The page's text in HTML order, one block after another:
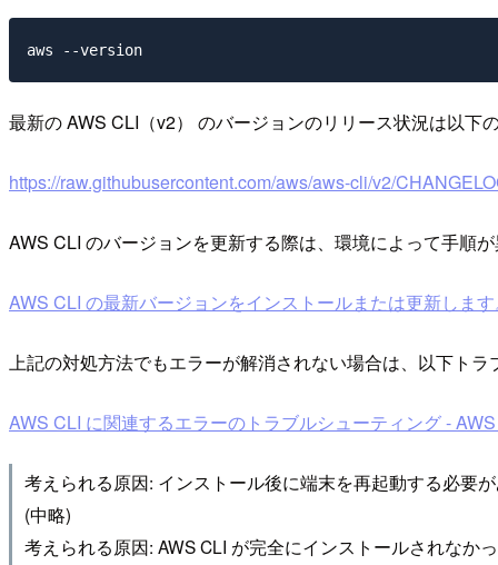
最新の AWS CLI（v2） のバージョンのリリース状況は以下
https://raw.githubusercontent.com/aws/aws-cli/v2/
AWS CLI のバージョンを更新する際は、環境によって手順
AWS CLI の最新バージョンをインストールまたは更新しま
上記の対処方法でもエラーが解消されない場合は、以下ト
AWS CLI に関連するエラーのトラブルシューティング -
考えられる原因: インストール後に端末を再起動する必要
(中略)
考えられる原因: AWS CLI が完全にインストールされなか